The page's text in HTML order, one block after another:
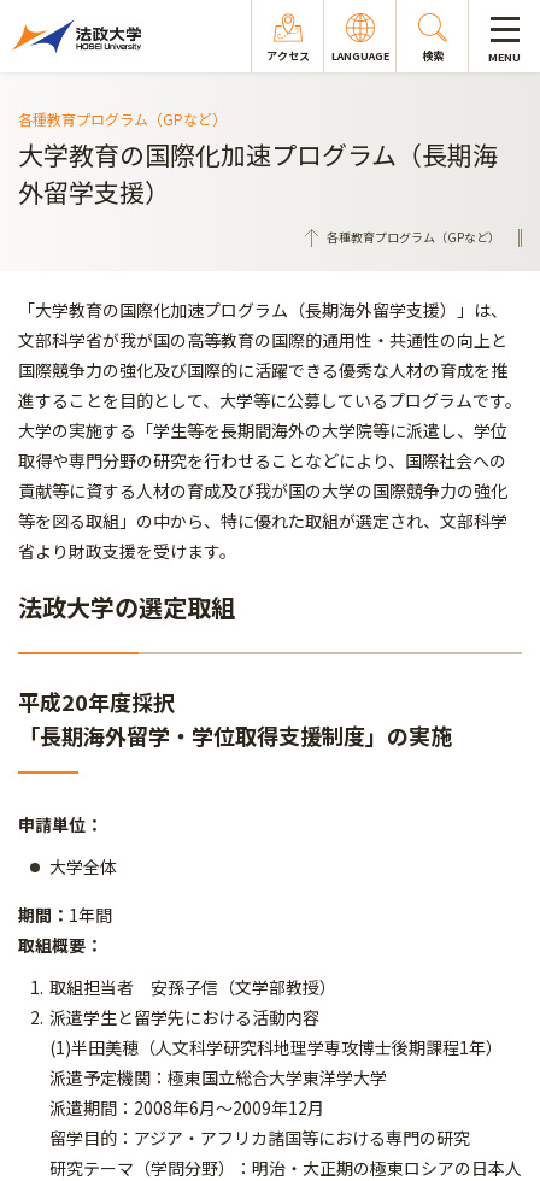
アクセス LANGUAGE 検索 MENU
各種教育プログラム（GPなど）
大学教育の国際化加速プログラム（長期海
外留学支援）
各種教育プログラム（GPなど）
「大学教育の国際化加速プログラム（長期海外留学支援）」は、
文部科学省が我が国の高等教育の国際的通用性・共通性の向上と
国際競争力の強化及び国際的に活躍できる優秀な人材の育成を推
進することを目的として、大学等に公募しているプログラムです。
大学の実施する「学生等を長期間海外の大学院等に派遣し、学位
取得や専門分野の研究を行わせることなどにより、国際社会への
貢献等に資する人材の育成及び我が国の大学の国際競争力の強化
等を図る取組」の中から、特に優れた取組が選定され、文部科学
省より財政支援を受けます。
法政大学の選定取組
平成20年度採択
「長期海外留学・学位取得支援制度」の実施
申請単位：
大学全体
期間： 1年間
取組概要：
取組担当者 安孫子信（文学部教授）
派遣学生と留学先における活動内容
(1)半田美穂（人文科学研究科地理学専攻博士後期課程1年）
派遣予定機関：極東国立総合大学東洋学大学
派遣期間：2008年6月～2009年12月
留学目的：アジア・アフリカ諸国等における専門の研究
研究テーマ（学問分野）：明治・大正期の極東ロシアの日本人